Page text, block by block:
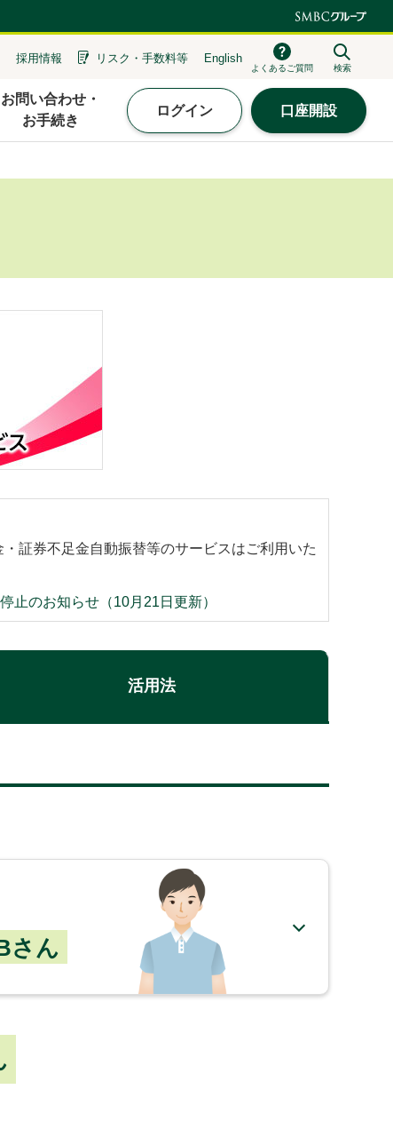
採用情報 リスク・ 手数料等 English
よくあるご質問 検索
お問い合わせ・
お手続き
ログイン 口座開設
証券不足金自動振替等のサービスはご利用いた
止のお知らせ（10月21日更新）
活用法
さん